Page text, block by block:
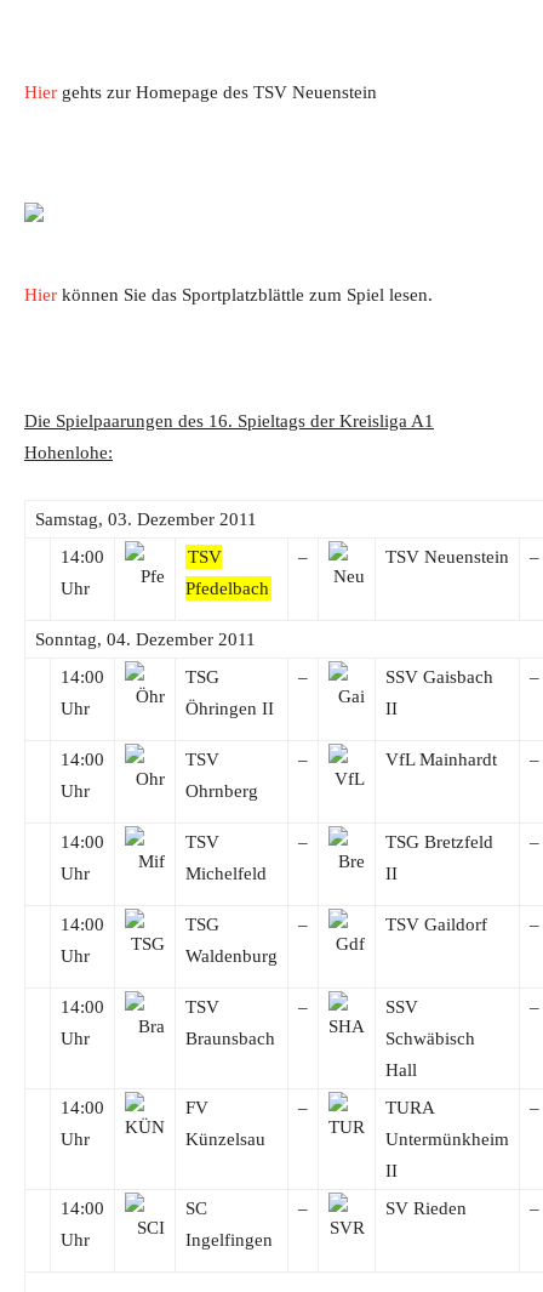
Hier gehts zur Homepage des TSV Neuenstein
Hier können Sie das Sportplatzblättle zum Spiel lesen.
Die Spielpaarungen des 16. Spieltags der Kreisliga A1
Hohenlohe:
Samstag, 03. Dezember 2011
14:00
Uhr
TSV
Pfedelbach
– TSV Neuenstein –
Sonntag, 04. Dezember 2011
14:00
Uhr
TSG
Öhringen II
–
SSV Gaisbach
II
–
14:00
Uhr
TSV
Ohrnberg
– VfL Mainhardt –
14:00
Uhr
TSV
Michelfeld
–
TSG Bretzfeld
II
–
14:00
Uhr
TSG
Waldenburg
– TSV Gaildorf –
14:00
Uhr
TSV
Braunsbach
–
SSV
Schwäbisch
Hall
–
14:00
Uhr
FV
Künzelsau
–
TURA
Untermünkheim
II
–
14:00
Uhr
SC
Ingelfingen
– SV Rieden –